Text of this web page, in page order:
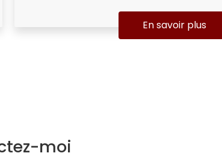
En savoir plus
moi